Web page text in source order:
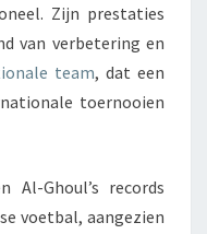
Zijn prestaties
van verbetering en
team, dat een
toernooien
Al-Ghoul’s records
voetbal, aangezien